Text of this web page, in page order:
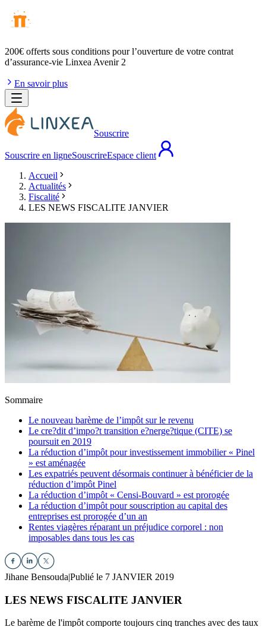
200€ offerts sous conditions pour l’ouverture de votre contrat
d’assurance-vie Linxea Avenir 2
En savoir plus
Souscrire
Souscrire en ligneSouscrireEspace client
Accueil
Actualités
Fiscalité
LES NEWS FISCALITE JANVIER
Sommaire
Le nouveau barème de l’impôt sur le revenu
Le cre?dit d’impo?t transition e?nerge?tique (CITE) se
poursuit en 2019
La réduction d’impôt pour investissement immobilier « Pinel
» est aménagée
Les expatriés peuvent désormais continuer à bénéficier de la
réduction d’impôt Pinel
La réduction d’impôt « Censi-Bouvard » est prorogée
La réduction d’impôt pour souscription au capital des
entreprises est prorogée d’un an
Rentes viagères réparant un préjudice corporel : non
imposables dans tous les cas
Jihane Bensouda|Publié le 7 JANVIER 2019
LES NEWS FISCALITE JANVIER
Le barème de l'impôt comporte toujours cinq tranches avec des taux